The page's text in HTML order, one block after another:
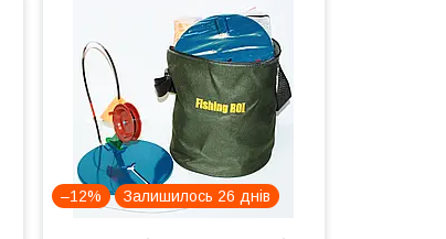
–12% Залишилось 26 днів